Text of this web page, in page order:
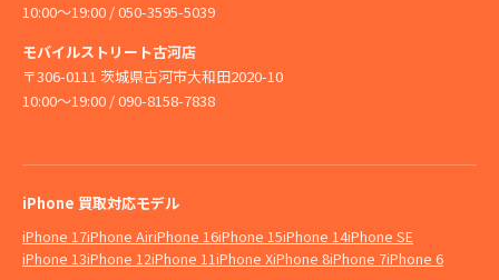
10:00〜19:00 / 050-3595-5039
モバイルストリート古河店
〒306-0111 茨城県古河市大和田2020-10
10:00〜19:00 / 090-8158-7838
iPhone 買取対応モデル
iPhone 17iPhone AiriPhone 16iPhone 15iPhone 14iPhone SE
iPhone 13iPhone 12iPhone 11iPhone XiPhone 8iPhone 7iPhone 6